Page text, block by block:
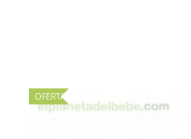
OFERTA